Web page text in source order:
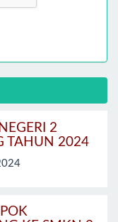
2
TAHUN 2024